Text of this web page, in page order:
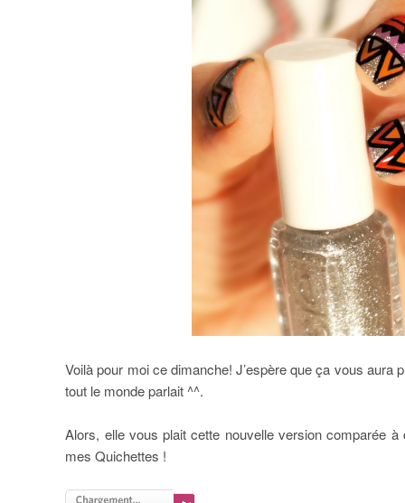
Voilà pour moi ce dimanche! J’espère que ça vous aura
tout le monde parlait ^^.
Alors, elle vous plait cette nouvelle version comparée
mes Quichettes !